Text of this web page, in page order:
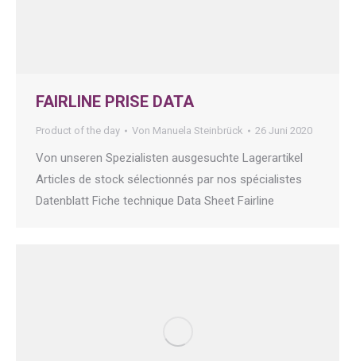
FAIRLINE PRISE DATA
Product of the day Von Manuela Steinbrück 26 Juni 2020
Von unseren Spezialisten ausgesuchte Lagerartikel
Articles de stock sélectionnés par nos spécialistes
Datenblatt Fiche technique Data Sheet Fairline